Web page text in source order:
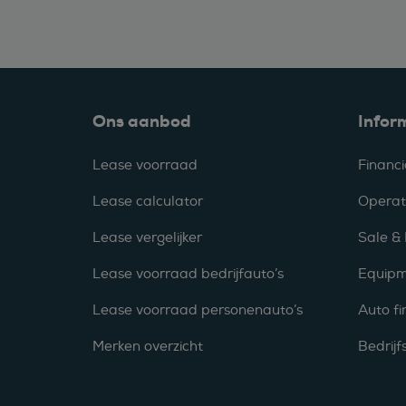
Ons aanbod
Lease voorraad
Lease calculator
Lease vergelijker
Lease voorraad bedrijfauto’s
Lease voorraad personenauto’s
Merken overzicht
Sale &
Auto